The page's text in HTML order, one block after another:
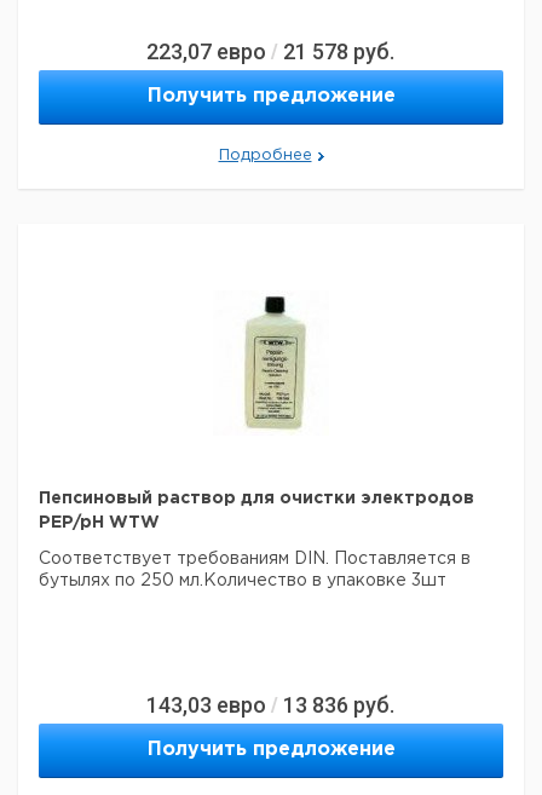
223,07 евро / 21 578 руб.
Получить предложение
Подробнее
Пепсиновый раствор для очистки электродов
PEP/pH WTW
Соответствует требованиям DIN. Поставляется в
бутылях по 250 мл.Количество в упаковке 3шт
143,03 евро / 13 836 руб.
Получить предложение